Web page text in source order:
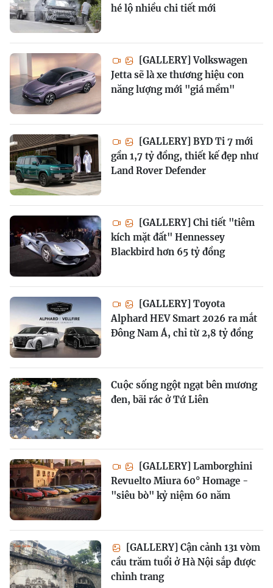
hé lộ nhiều chi tiết mới
[GALLERY] Volkswagen
Jetta sẽ là xe thương hiệu con
năng lượng mới "giá mềm"
[GALLERY] BYD Ti 7 mới
gần 1,7 tỷ đồng, thiết kế đẹp như
Land Rover Defender
[GALLERY] Chi tiết "tiêm
kích mặt đất" Hennessey
Blackbird hơn 65 tỷ đồng
[GALLERY] Toyota
Alphard HEV Smart 2026 ra mắt
Đông Nam Á, chỉ từ 2,8 tỷ đồng
Cuộc sống ngột ngạt bên mương
đen, bãi rác ở Tứ Liên
[GALLERY] Lamborghini
Revuelto Miura 60° Homage -
"siêu bò" kỷ niệm 60 năm
[GALLERY] Cận cảnh 131 vòm
cầu trăm tuổi ở Hà Nội sắp được
chỉnh trang